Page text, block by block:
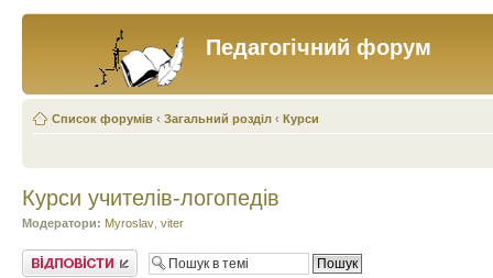
Педагогічний форум
Список форумів ‹ Загальний розділ ‹ Курси
Курси учителів-логопедів
Модератори: Myroslav viter
Відповісти